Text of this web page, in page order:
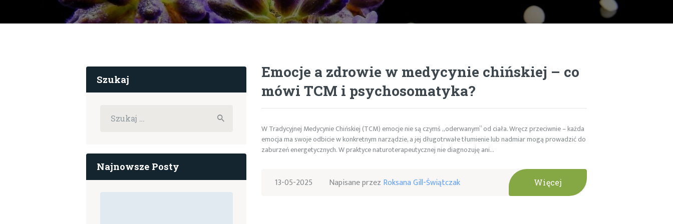
BOOKSY
Emocje a zdrowie w medycynie chińskiej – co
mówi TCM i psychosomatyka?
W Tradycyjnej Medycynie Chińskiej (TCM) emocje nie są czymś „oderwanym” od ciała. Wręcz przeciwnie – każda
emocja ma swoje odbicie w konkretnym narządzie, a jej długotrwałe tłumienie lub nadmiar mogą prowadzić do
zaburzeń energetycznych. W praktyce naturoterapeutycznej nie diagnozuję ani…
13-05-2025 Napisane przez Roksana Gill-Świątczak Więcej
Szukaj
Najnowsze Posty